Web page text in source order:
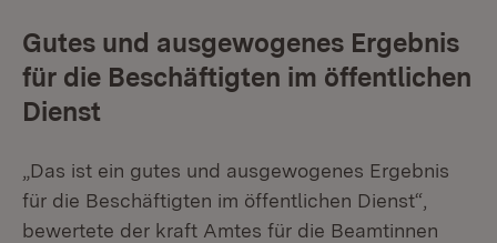
Gutes und ausgewogenes Ergebnis
für die Beschäftigten im öffentlichen
Dienst
„Das ist ein gutes und ausgewogenes Ergebnis
für die Beschäftigten im öffentlichen Dienst“,
bewertete der kraft Amtes für die Beamtinnen